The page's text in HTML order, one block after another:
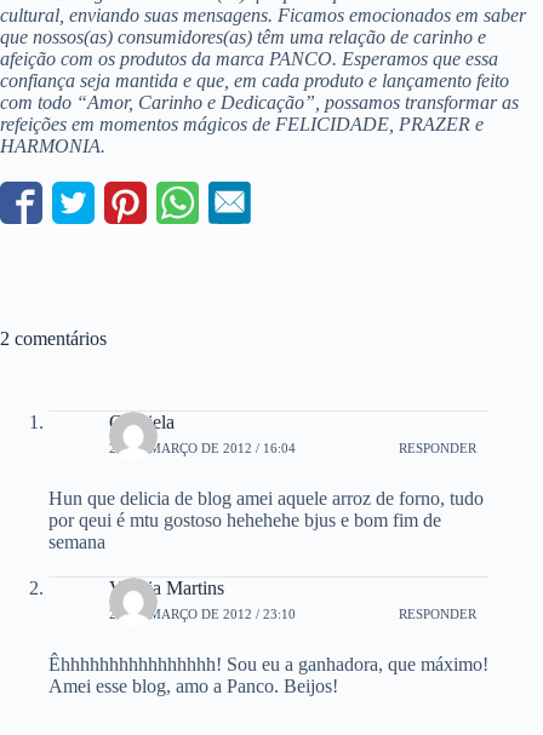
cultural, enviando suas mensagens. Ficamos emocionados em saber
que nossos(as) consumidores(as) têm uma relação de carinho e
afeição com os produtos da marca PANCO. Esperamos que essa
confiança seja mantida e que, em cada produto e lançamento feito
com todo “Amor, Carinho e Dedicação”, possamos transformar as
refeições em momentos mágicos de FELICIDADE, PRAZER e
HARMONIA.
2 comentários
Gabriela
23 DE MARÇO DE 2012 / 16:04 RESPONDER
Hun que delicia de blog amei aquele arroz de forno, tudo
por qeui é mtu gostoso hehehehe bjus e bom fim de
semana
Vitória Martins
29 DE MARÇO DE 2012 / 23:10 RESPONDER
Êhhhhhhhhhhhhhhhh! Sou eu a ganhadora, que máximo!
Amei esse blog, amo a Panco. Beijos!